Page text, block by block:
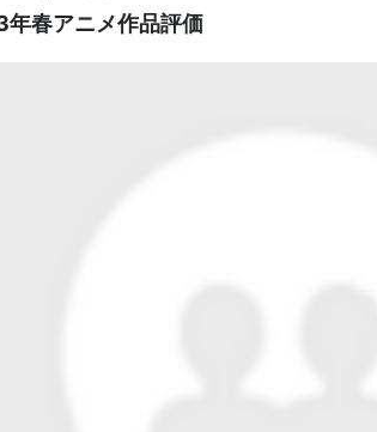
春アニメ作品評価